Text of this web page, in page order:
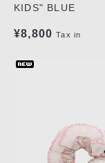
KIDS" BLUE
¥8,800 Tax in